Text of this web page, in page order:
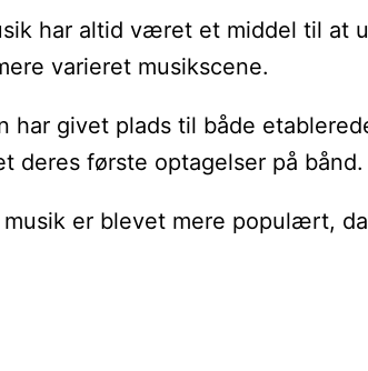
har altid været et middel til
varieret musikscene.
givet plads til både
deres første optagelser på bånd.
er blevet mere populært,